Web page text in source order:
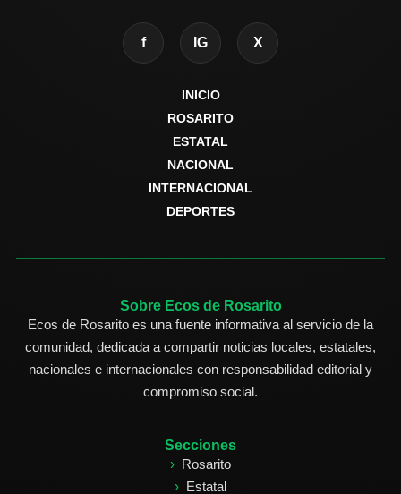
f IG X
INICIO
ROSARITO
ESTATAL
NACIONAL
INTERNACIONAL
DEPORTES
Sobre Ecos de Rosarito
Ecos de Rosarito es una fuente informativa al servicio de la
comunidad, dedicada a compartir noticias locales, estatales,
nacionales e internacionales con responsabilidad editorial y
compromiso social.
Secciones
Rosarito
Estatal